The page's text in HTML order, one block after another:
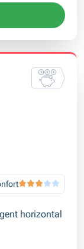
horizontal